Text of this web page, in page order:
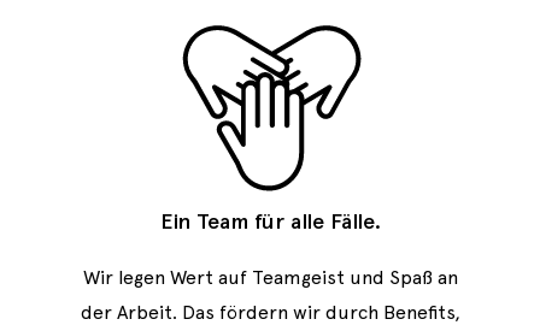
Ein Team für alle Fälle.
Wir legen Wert auf Teamgeist und Spaß an
der Arbeit. Das fördern wir durch Benefits,